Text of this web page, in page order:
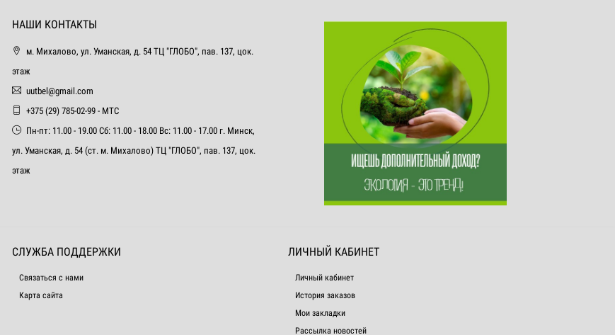
НАШИ КОНТАКТЫ
м. Михалово, ул. Уманская, д. 54 ТЦ "ГЛОБО", пав. 137, цок.
этаж
uutbel@gmail.com
+375 (29) 785-02-99 - МТС
Пн-пт: 11.00 - 19.00 Сб: 11.00 - 18.00 Вс: 11.00 - 17.00 г. Минск,
ул. Уманская, д. 54 (ст. м. Михалово) ТЦ "ГЛОБО", пав. 137, цок.
этаж
СЛУЖБА ПОДДЕРЖКИ
Связаться с нами
Карта сайта
ЛИЧНЫЙ КАБИНЕТ
Личный кабинет
История заказов
Мои закладки
Рассылка новостей